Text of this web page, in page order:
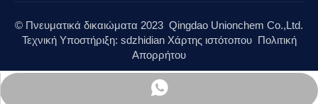
© Πνευματικά δικαιώματα 2023 Qingdao Unionchem Co.,Ltd.
Τεχνική Υποστήριξη: sdzhidian Χάρτης ιστότοπου Πολιτική
Απορρήτου
+86 13953383796